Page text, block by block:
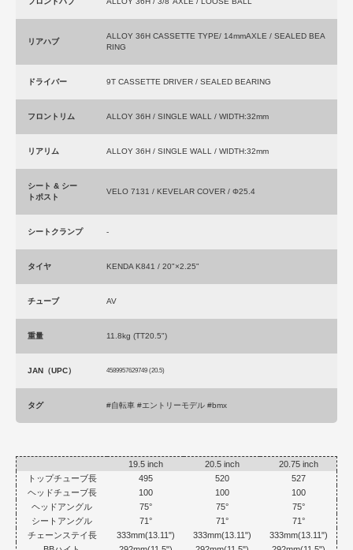
リアハブ
ALLOY 36H CASSETTE TYPE/ 14mmAXLE / SEALED BEA
RING
ドライバー 9T CASSETTE DRIVER / SEALED BEARING
フロントリム ALLOY 36H / SINGLE WALL / WIDTH:32mm
リアリム ALLOY 36H / SINGLE WALL / WIDTH:32mm
シート & シー
トポスト
VELO 7131 / KEVELAR COVER / Φ25.4
シートクランプ -
タイヤ KENDA K841 / 20"×2.25"
チューブ AV
重量 11.8kg (TT20.5")
JAN（UPC） 4589957629749 (20.5)
タグ #自転車 #エントリーモデル #bmx
19.5 inch 20.5 inch
20.75 inch
トップチューブ長
495 520
527
ヘッドチューブ長
100 100
100
ヘッドアングル
75° 75°
75°
シートアングル
71° 71°
71°
チェーンステイ長
333mm(13.11") 333mm(13.11")
333mm(13.11")